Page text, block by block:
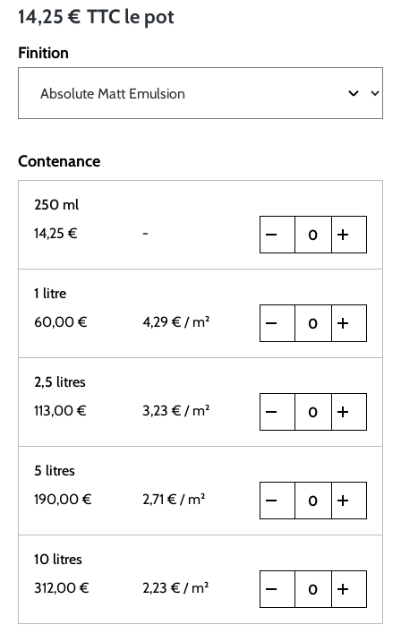
14,25 € TTC le pot
Finition
Contenance
250 ml
14,25 €
-
1 litre
60,00 €
4,29 € / m²
2,5 litres
113,00 €
3,23 € / m²
5 litres
190,00 €
2,71 € / m²
10 litres
312,00 €
2,23 € / m²